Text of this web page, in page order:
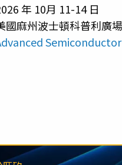
年 10月 11-14 日
國麻州波士頓科普利廣